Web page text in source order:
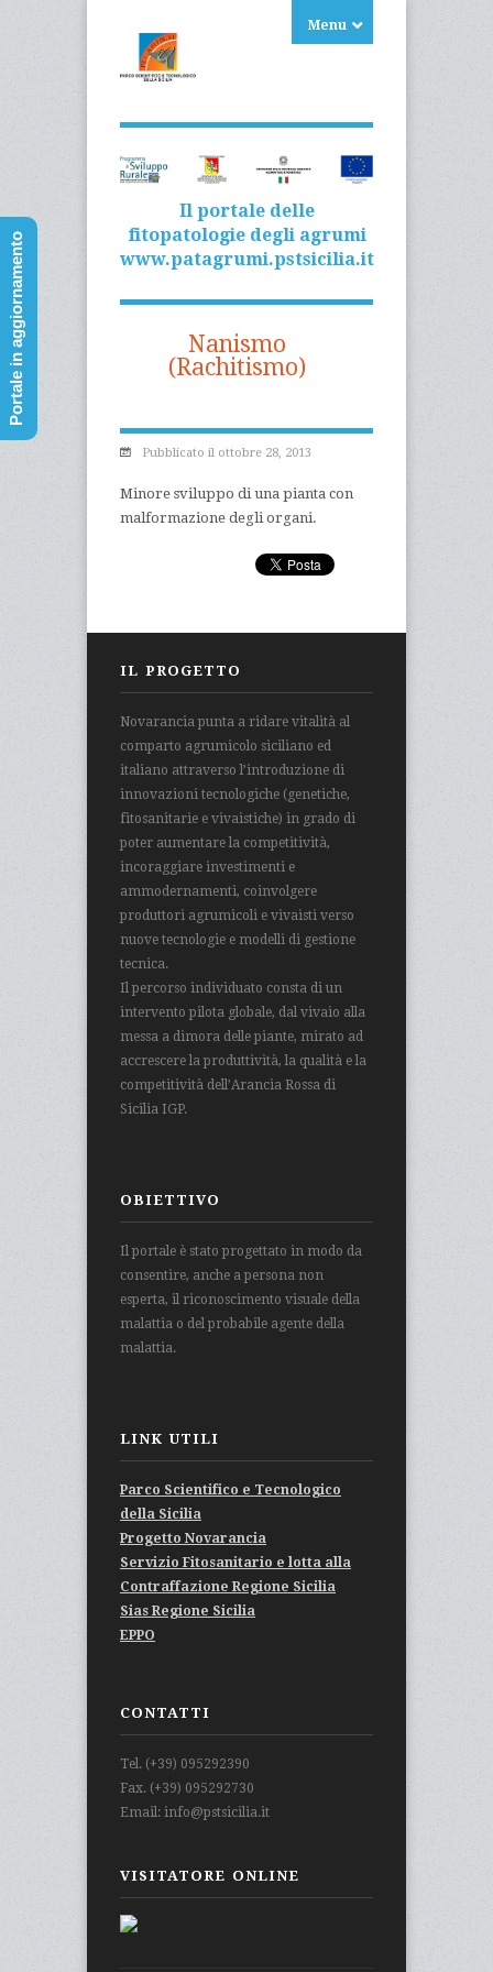
Menu
Il portale delle
fitopatologie degli agrumi
www.patagrumi.pstsicilia.it
Nanismo
(Rachitismo)
Pubblicato il ottobre 28, 2013
Minore sviluppo di una pianta con
malformazione degli organi.
IL PROGETTO
Novarancia punta a ridare vitalità al
comparto agrumicolo siciliano ed
italiano attraverso l’introduzione di
innovazioni tecnologiche (genetiche,
fitosanitarie e vivaistiche) in grado di
poter aumentare la competitività,
incoraggiare investimenti e
ammodernamenti, coinvolgere
produttori agrumicoli e vivaisti verso
nuove tecnologie e modelli di gestione
tecnica.
Il percorso individuato consta di un
intervento pilota globale, dal vivaio alla
messa a dimora delle piante, mirato ad
accrescere la produttività, la qualità e la
competitività dell’Arancia Rossa di
Sicilia IGP.
OBIETTIVO
Il portale è stato progettato in modo da
consentire, anche a persona non
esperta, il riconoscimento visuale della
malattia o del probabile agente della
malattia.
LINK UTILI
Parco Scientifico e Tecnologico
della Sicilia
Progetto Novarancia
Servizio Fitosanitario e lotta alla
Contraffazione Regione Sicilia
Sias Regione Sicilia
EPPO
CONTATTI
Tel. (+39) 095292390
Fax. (+39) 095292730
Email: info@pstsicilia.it
VISITATORE ONLINE
Portale in aggiornamento